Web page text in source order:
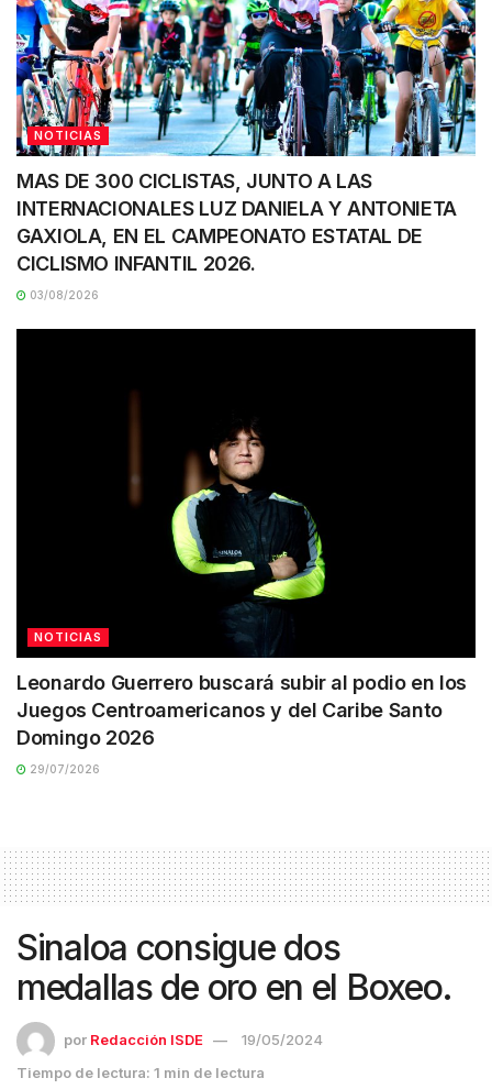
NOTICIAS
MAS DE 300 CICLISTAS, JUNTO A LAS
INTERNACIONALES LUZ DANIELA Y ANTONIETA
GAXIOLA, EN EL CAMPEONATO ESTATAL DE
CICLISMO INFANTIL 2026.
03/08/2026
NOTICIAS
Leonardo Guerrero buscará subir al podio en los
Juegos Centroamericanos y del Caribe Santo
Domingo 2026
29/07/2026
Sinaloa consigue dos
medallas de oro en el Boxeo.
por Redacción ISDE
19/05/2024
Tiempo de lectura: 1 min de lectura